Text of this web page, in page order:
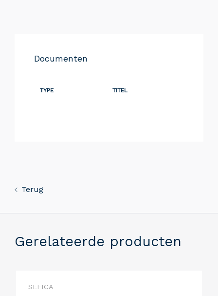
Documenten
TYPE TITEL
Terug
Gerelateerde producten
SEFICA